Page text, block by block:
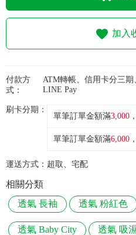
加入
付款方
式：
ATM轉帳、信用卡分三期
LINE Pay
刷卡分期：
單筆訂單金額滿3,000 ，
單筆訂單金額滿6,000 ，
運送方式： 超取、宅配
相關分類
透氣 長袖
透氣 粉紅色
透氣 Baby City 透氣 吸